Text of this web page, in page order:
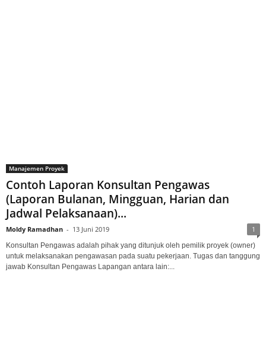
Manajemen Proyek
Contoh Laporan Konsultan Pengawas
(Laporan Bulanan, Mingguan, Harian dan
Jadwal Pelaksanaan)...
Moldy Ramadhan - 13 Juni 2019 1
Konsultan Pengawas adalah pihak yang ditunjuk oleh pemilik proyek (owner)
untuk melaksanakan pengawasan pada suatu pekerjaan. Tugas dan tanggung
jawab Konsultan Pengawas Lapangan antara lain:...